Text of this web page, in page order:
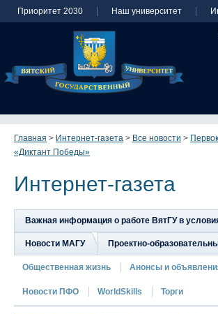
Приоритет 2030 Наш университет
Главная > Интернет-газета > Все новости >
«Диктант Победы»
Интернет-газета
Важная информация о работе ВятГУ в
Новости МАГУ Проектно-
Общественная жизнь Анонсы и
Новости ПФО WorldSkills Торги